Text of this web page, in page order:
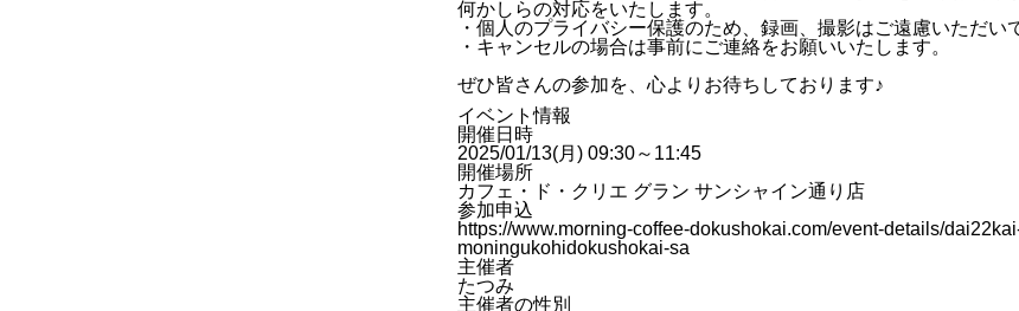
何かしらの対応をいたします。
・個人のプライバシー保護のため、録画、撮影はご遠慮いただい
・キャンセルの場合は事前にご連絡をお願いいたします。
ぜひ皆さんの参加を、心よりお待ちしております♪
イベント情報
開催日時
2025/01/13(月) 09:30～11:45
開催場所
カフェ・ド・クリエ グラン サンシャイン通り店
参加申込
https://www.morning-coffee-dokushokai.com/event-details/
moningukohidokushokai-sa
主催者
たつみ
主催者の性別